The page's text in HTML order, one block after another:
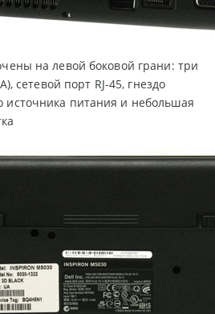
на левой боковой грани: три
сетевой порт RJ-45, гнездо
питания и небольшая